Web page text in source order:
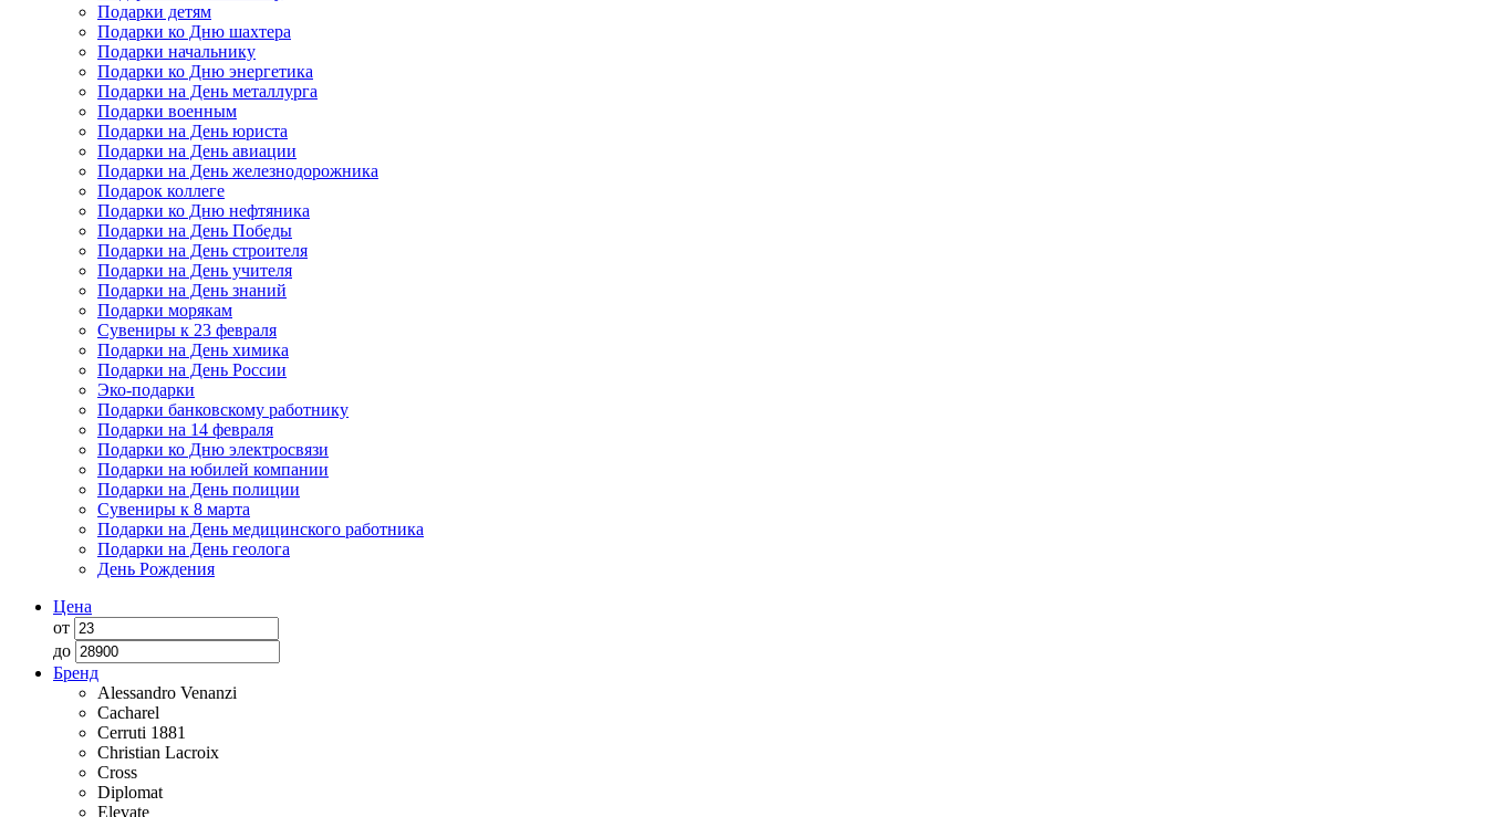
Подарки детям
Подарки ко Дню шахтера
Подарки начальнику
Подарки ко Дню энергетика
Подарки на День металлурга
Подарки военным
Подарки на День юриста
Подарки на День авиации
Подарки на День железнодорожника
Подарок коллеге
Подарки ко Дню нефтяника
Подарки на День Победы
Подарки на День строителя
Подарки на День учителя
Подарки на День знаний
Подарки морякам
Сувениры к 23 февраля
Подарки на День химика
Подарки на День России
Эко-подарки
Подарки банковскому работнику
Подарки на 14 февраля
Подарки ко Дню электросвязи
Подарки на юбилей компании
Подарки на День полиции
Сувениры к 8 марта
Подарки на День медицинского работника
Подарки на День геолога
День Рождения
Цена
от
до
Бренд
Alessandro Venanzi
Cacharel
Cerruti 1881
Christian Lacroix
Cross
Diplomat
Elevate